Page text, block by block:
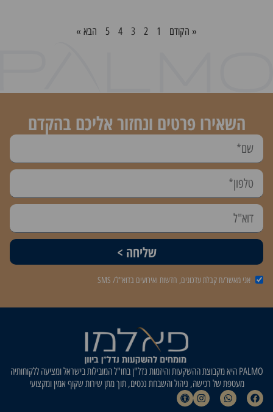
« הקודם 1
2
3
4
5 הבא »
השאירו פרטים ונחזור אליכם בהקדם
אני מאשר/ת קבלת עדכונים, חדשות ואירועים בדוא"ל/ SMS
שליחה >
PALMO היא מקבוצת ההשקעות והיזמות נדל"ן בחו"ל המובילות בישראל ומציעה ללקוחותיה
מעטפת של רכישה, ניהול והשבחת נכסים, תוך מתן שירות שקוף אמין ומקצועי